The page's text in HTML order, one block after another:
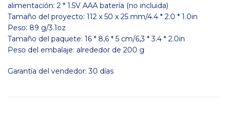
alimentación: 2 * 1.5V AAA batería (no incluida)
Tamaño del proyecto: 112 x 50 x 25 mm/4.4 * 2.0 * 1.0in
Peso: 89 g/3.1oz
Tamaño del paquete: 16 * 8,6 * 5 cm/6,3 * 3.4 * 2.0in
Peso del embalaje: alrededor de 200 g
Garantía del vendedor: 30 días